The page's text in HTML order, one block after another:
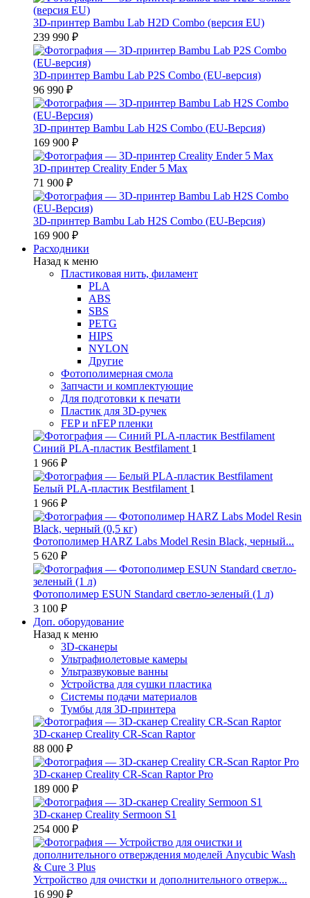
3D-принтер Bambu Lab H2D Combo (версия EU)
239 990 ₽
3D-принтер Bambu Lab P2S Combo (EU-версия)
96 990 ₽
3D-принтер Bambu Lab H2S Combo (EU-Версия)
169 900 ₽
3D-принтер Creality Ender 5 Max
71 900 ₽
3D-принтер Bambu Lab H2S Combo (EU-Версия)
169 900 ₽
Расходники
Назад к меню
Пластиковая нить, филамент
PLA
ABS
SBS
PETG
HIPS
NYLON
Другие
Фотополимерная смола
Запчасти и комплектующие
Для подготовки к печати
Пластик для 3D-ручек
FEP и nFEP пленки
Синий PLA-пластик Bestfilament 1
1 966 ₽
Белый PLA-пластик Bestfilament 1
1 966 ₽
Фотополимер HARZ Labs Model Resin Black, черный...
5 620 ₽
Фотополимер ESUN Standard светло-зеленый (1 л)
3 100 ₽
Доп. оборудование
Назад к меню
3D-сканеры
Ультрафиолетовые камеры
Ультразвуковые ванны
Устройства для сушки пластика
Системы подачи материалов
Тумбы для 3D-принтера
3D-сканер Creality CR-Scan Raptor
88 000 ₽
3D-сканер Creality CR-Scan Raptor Pro
189 000 ₽
3D-сканер Creality Sermoon S1
254 000 ₽
Устройство для очистки и дополнительного отверж...
16 990 ₽